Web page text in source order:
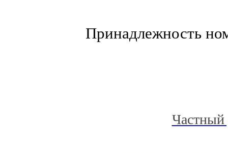
Принадлежность
Частный